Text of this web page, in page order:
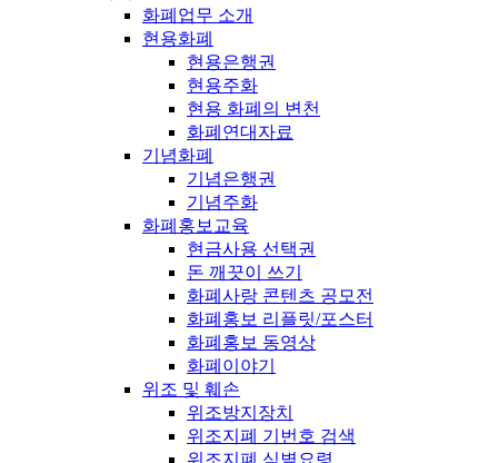
화폐업무 소개
현용화폐
현용은행권
현용주화
현용 화폐의 변천
화폐연대자료
기념화폐
기념은행권
기념주화
화폐홍보교육
현금사용 선택권
돈 깨끗이 쓰기
화폐사랑 콘텐츠 공모전
화폐홍보 리플릿/포스터
화폐홍보 동영상
화폐이야기
위조 및 훼손
위조방지장치
위조지폐 기번호 검색